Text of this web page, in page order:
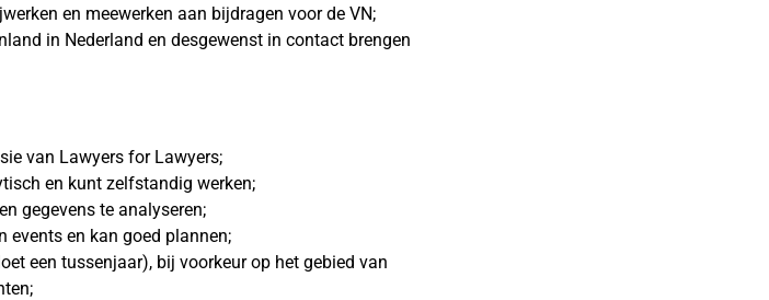
en meewerken aan bijdragen voor de VN;
in Nederland en desgewenst in contact brengen
van Lawyers for Lawyers;
en kunt zelfstandig werken;
gegevens te analyseren;
events en kan goed plannen;
een tussenjaar), bij voorkeur op het gebied van